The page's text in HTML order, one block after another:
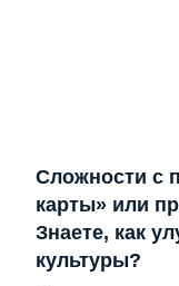
Сложности с
карты» или
Знаете, как
культуры?